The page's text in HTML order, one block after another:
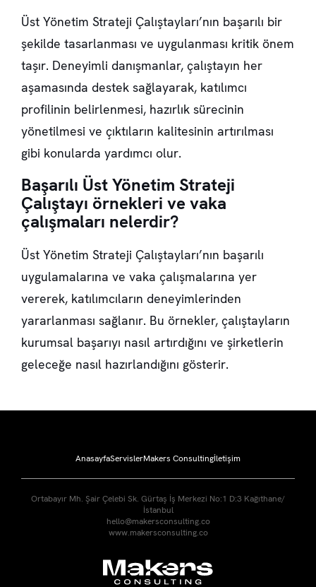
Üst Yönetim Strateji Çalıştayları’nın başarılı bir
şekilde tasarlanması ve uygulanması kritik önem
taşır. Deneyimli danışmanlar, çalıştayın her
aşamasında destek sağlayarak, katılımcı
profilinin belirlenmesi, hazırlık sürecinin
yönetilmesi ve çıktıların kalitesinin artırılması
gibi konularda yardımcı olur.
Başarılı Üst Yönetim Strateji
Çalıştayı örnekleri ve vaka
çalışmaları nelerdir?
Üst Yönetim Strateji Çalıştayları’nın başarılı
uygulamalarına ve vaka çalışmalarına yer
vererek, katılımcıların deneyimlerinden
yararlanması sağlanır. Bu örnekler, çalıştayların
kurumsal başarıyı nasıl artırdığını ve şirketlerin
geleceğe nasıl hazırlandığını gösterir.
AnasayfaServislerMakers Consultingİletişim
Ortabayır Mh. Şair Çelebi Sk. Gürtaş İş Merkezi No:1 D:3 Kağıthane/
İstanbul
hello@makersconsulting.co
www.makersconsulting.co